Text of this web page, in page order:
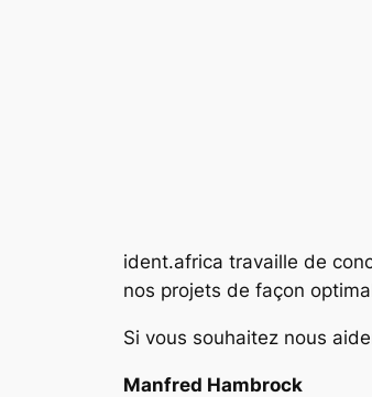
ident.africa travaille de
nos projets de façon
Si vous souhaitez nous
Manfred Hambrock